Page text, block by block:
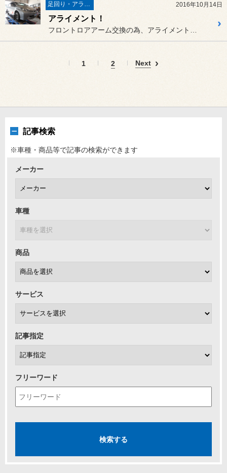
足回り・アライメント 2016年10月14日
アライメント！
1 2 Next
記事検索
※車種・商品等で記事の検索ができます
メーカー
車種
商品
サービス
記事指定
フリーワード